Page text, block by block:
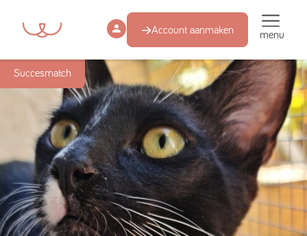
Account aanmaken menu
Succesmatch